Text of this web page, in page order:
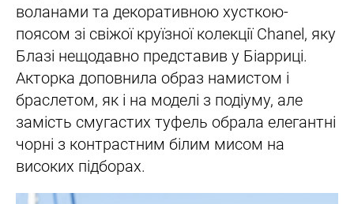
воланами та декоративною хусткою-
поясом зі свіжої круїзної колекції Chanel, яку
Блазі нещодавно представив у Біарриці.
Акторка доповнила образ намистом і
браслетом, як і на моделі з подіуму, але
замість смугастих туфель обрала елегантні
чорні з контрастним білим мисом на
високих підборах.